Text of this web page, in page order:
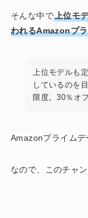
そんな中で上位モ
われるAmazonプ
上位モデルも
しているのを
限度。30％オ
Amazonプライムデ
なので、このチャ